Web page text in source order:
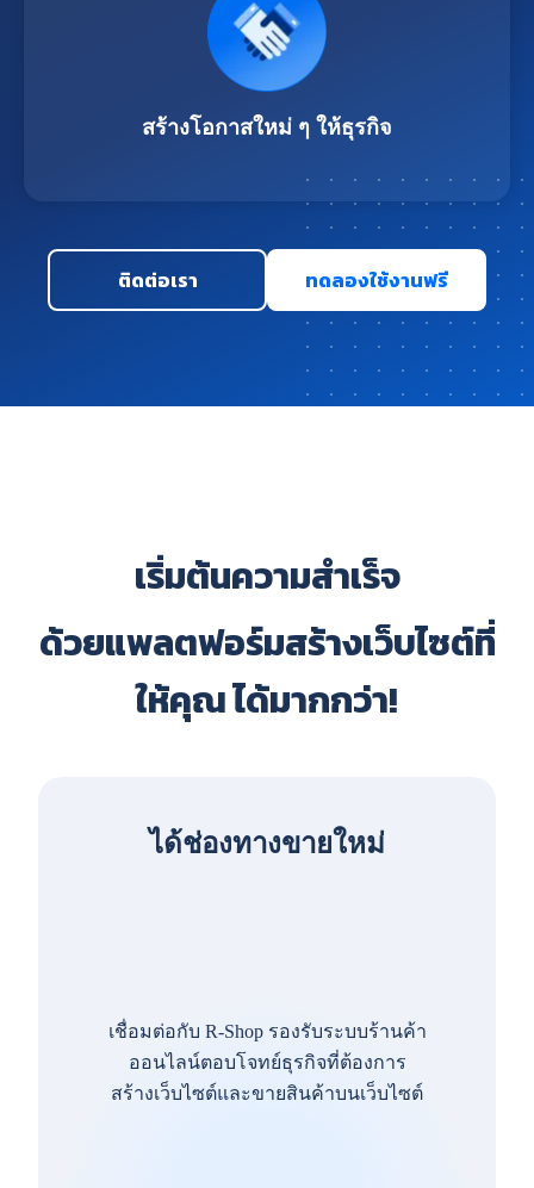
สร้างโอกาสใหม่ ๆ ให้ธุรกิจ
ติดต่อเรา ทดลองใช้งานฟรี
เริ่มต้นความสำเร็จ
ด้วยแพลตฟอร์มสร้างเว็บไซต์ที่
ให้คุณ ได้มากกว่า!
ได้ช่องทางขายใหม่
เชื่อมต่อกับ R-Shop รองรับระบบร้านค้า
ออนไลน์ตอบโจทย์ธุรกิจที่ต้องการ
สร้างเว็บไซต์และขายสินค้าบนเว็บไซต์